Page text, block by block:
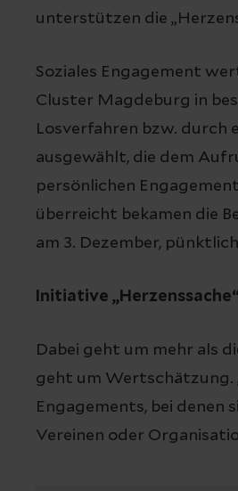
unterstützen die
Soziales Engagement
Cluster Magdeburg in
Losverfahren bzw. durch
ausgewählt, die dem
persönlichen
überreicht bekamen die
am 3. Dezember,
Initiative
Dabei geht um mehr als
geht um Wertschätzung.
Engagements, bei
Vereinen oder